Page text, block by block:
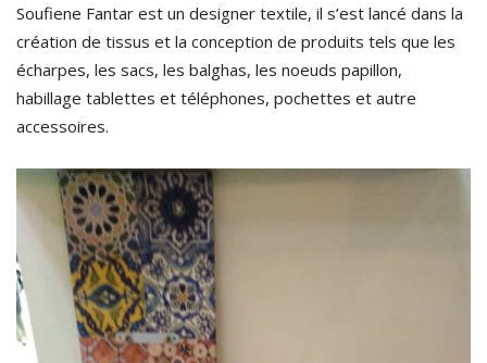
Soufiene Fantar est un designer textile, il s’est lancé dans la
création de tissus et la conception de produits tels que les
écharpes, les sacs, les balghas, les noeuds papillon,
habillage tablettes et téléphones, pochettes et autre
accessoires.